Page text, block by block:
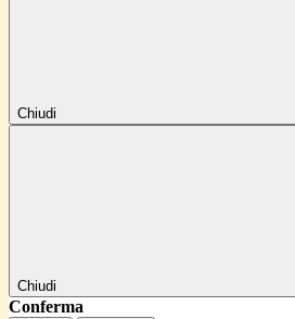
Chiudi
Chiudi
Conferma